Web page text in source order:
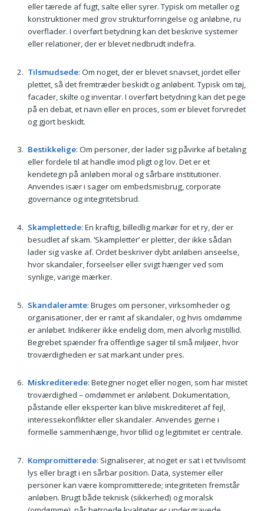
eller tærede af fugt, salte eller syrer. Typisk om metaller og
konstruktioner med grov strukturforringelse og anløbne, ru
overflader. I overført betydning kan det beskrive systemer
eller relationer, der er blevet nedbrudt indefra.
Tilsmudsede: Om noget, der er blevet snavset, jordet eller
plettet, så det fremtræder beskidt og anløbent. Typisk om tøj,
facader, skilte og inventar. I overført betydning kan det pege
på en debat, et navn eller en proces, som er blevet forvredet
og gjort beskidt.
Bestikkelige: Om personer, der lader sig påvirke af betaling
eller fordele til at handle imod pligt og lov. Det er et
kendetegn på anløben moral og sårbare institutioner.
Anvendes især i sager om embedsmisbrug, corporate
governance og integritetsbrud.
Skamplettede: En kraftig, billedlig markør for et ry, der er
besudlet af skam. ’Skampletter’ er pletter, der ikke sådan
lader sig vaske af. Ordet beskriver dybt anløben anseelse,
hvor skandaler, forseelser eller svigt hænger ved som
synlige, varige mærker.
Skandaleramte: Bruges om personer, virksomheder og
organisationer, der er ramt af skandaler, og hvis omdømme
er anløbet. Indikerer ikke endelig dom, men alvorlig mistillid.
Begrebet spænder fra offentlige sager til små miljøer, hvor
troværdigheden er sat markant under pres.
Miskrediterede: Betegner noget eller nogen, som har mistet
troværdighed – omdømmet er anløbent. Dokumentation,
påstande eller eksperter kan blive miskrediteret af fejl,
interessekonflikter eller skandaler. Anvendes gerne i
formelle sammenhænge, hvor tillid og legitimitet er centrale.
Kompromitterede: Signaliserer, at noget er sat i et tvivlsomt
lys eller bragt i en sårbar position. Data, systemer eller
personer kan være kompromitterede; integriteten fremstår
anløben. Brugt både teknisk (sikkerhed) og moralsk